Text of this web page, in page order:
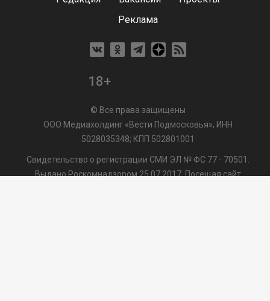
Реклама
18+
© Все права защищены
ООО Медиахолдинг «Вести Подмосковья», ИНН
5028035348; КПП 502801001
Свидетельство о регистрации СМИ ЭЛ № ФС 77 - 70501.
Выдано Роскомнадзором 25.07.2017. Посещая сайт